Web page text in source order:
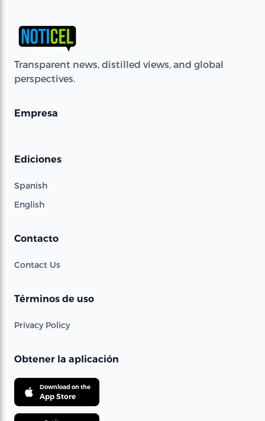
Transparent news, distilled views, and global
perspectives.
Empresa
Ediciones
Spanish
English
Contacto
Contact Us
Términos de uso
Privacy Policy
Obtener la aplicación
Download on the
App Store